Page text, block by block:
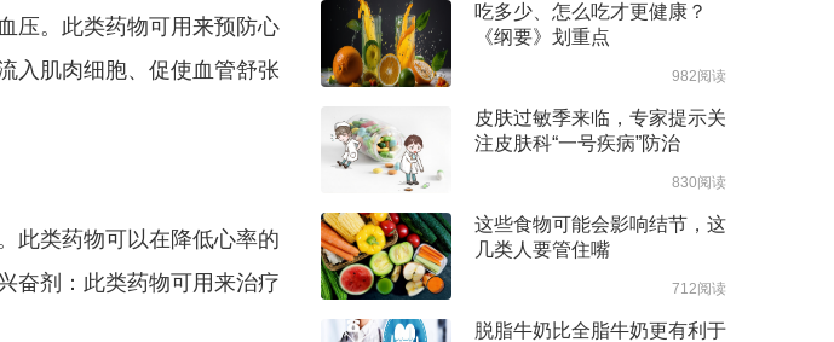
压。此类药物可用来预防心
入肌肉细胞、促使血管舒张
此类药物可以在降低心率的
奋剂：此类药物可用来治疗
吃多少、怎么吃才更健康？
《纲要》划重点
982阅读
皮肤过敏季来临，专家提示关
注皮肤科“一号疾病”防治
830阅读
这些食物可能会影响结节，这
几类人要管住嘴
712阅读
脱脂牛奶比全脂牛奶更有利于